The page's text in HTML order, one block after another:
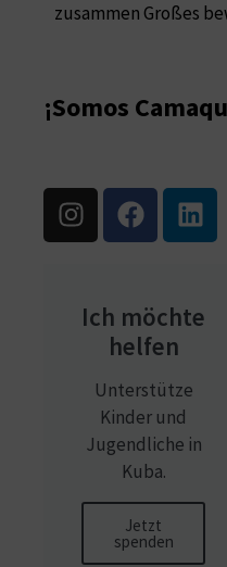
zusammen Großes
¡Somos
Ich möchte
helfen
Unterstütze
Kinder und
Jugendliche in
Kuba.
Jetzt
spenden